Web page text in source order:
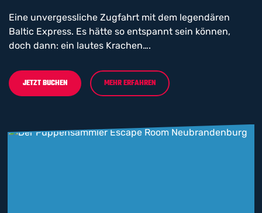
Eine unvergessliche Zugfahrt mit dem legendären
Baltic Express. Es hätte so entspannt sein können,
doch dann: ein lautes Krachen….
JETZT BUCHEN MEHR ERFAHREN